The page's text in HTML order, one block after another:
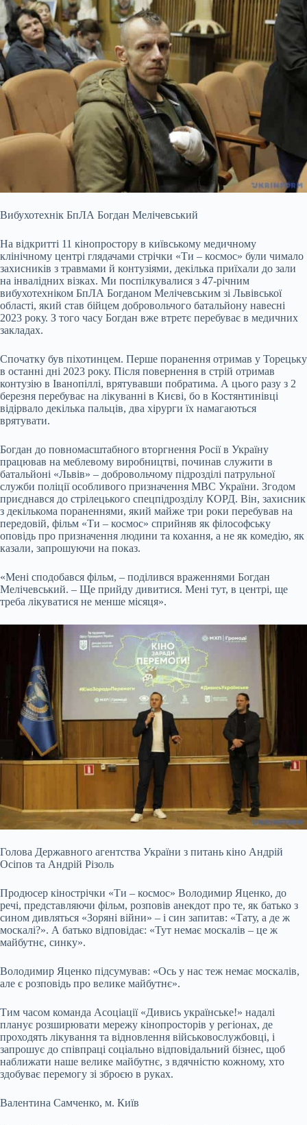
Вибухотехнік БпЛА Богдан Мелічевський
На відкритті 11 кінопростору в київському медичному
клінічному центрі глядачами стрічки «Ти – космос» були чимало
захисників з травмами й контузіями, декілька приїхали до зали
на інвалідних візках. Ми поспілкувалися з 47-річним
вибухотехніком БпЛА Богданом Мелічевським зі Львівської
області, який став бійцем добровольчого батальйону навесні
2023 року. З того часу Богдан вже втретє перебуває в медичних
закладах.
Спочатку був піхотинцем. Перше поранення отримав у Торецьку
в останні дні 2023 року. Після повернення в стрій отримав
контузію в Іванопіллі, врятувавши побратима. А цього разу з 2
березня перебуває на лікуванні в Києві, бо в Костянтинівці
відірвало декілька пальців, два хірурги їх намагаються
врятувати.
Богдан до повномасштабного вторгнення Росії в Україну
працював на меблевому виробництві, починав служити в
батальйоні «Львів» – добровольчому підрозділі патрульної
служби поліції особливого призначення МВС України. Згодом
приєднався до стрілецького спецпідрозділу КОРД. Він, захисник
з декількома пораненнями, який майже три роки перебував на
передовій, фільм «Ти – космос» сприйняв як філософську
оповідь про призначення людини та кохання, а не як комедію, як
казали, запрошуючи на показ.
«Мені сподобався фільм, – поділився враженнями Богдан
Мелічевський. – Ще прийду дивитися. Мені тут, в центрі, ще
треба лікуватися не менше місяця».
Голова Державного агентства України з питань кіно Андрій
Осіпов та Андрій Різоль
Продюсер кінострічки «Ти – космос» Володимир Яценко, до
речі, представляючи фільм, розповів анекдот про те, як батько з
сином дивляться «Зоряні війни» – і син запитав: «Тату, а де ж
москалі?». А батько відповідає: «Тут немає москалів – це ж
майбутнє, синку».
Володимир Яценко підсумував: «Ось у нас теж немає москалів,
але є розповідь про велике майбутнє».
Тим часом команда Асоціації «Дивись українське!» надалі
планує розширювати мережу кінопросторів у регіонах, де
проходять лікування та відновлення військовослужбовці, і
запрошує до співпраці соціально відповідальний бізнес, щоб
наближати наше велике майбутнє, з вдячністю кожному, хто
здобуває перемогу зі зброєю в руках.
Валентина Самченко, м. Київ